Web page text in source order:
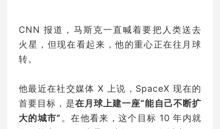
CNN 报道，马斯克一直喊着要把人类送去
火星，但现在看起来，他的重心正在往月球
转。
他最近在社交媒体 X 上说，SpaceX 现在的
首要目标，是在月球上建一座“能自己不断扩
大的城市” 。在他看来，这个目标 10 年内就
i
o